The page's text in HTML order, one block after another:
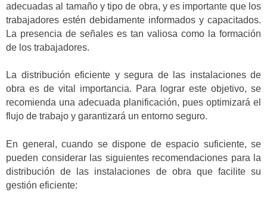
adecuadas al tamaño y tipo de obra, y es importante que los
trabajadores estén debidamente informados y capacitados.
La presencia de señales es tan valiosa como la formación
de los trabajadores.
La distribución eficiente y segura de las instalaciones de
obra es de vital importancia. Para lograr este objetivo, se
recomienda una adecuada planificación, pues optimizará el
flujo de trabajo y garantizará un entorno seguro.
En general, cuando se dispone de espacio suficiente, se
pueden considerar las siguientes recomendaciones para la
distribución de las instalaciones de obra que facilite su
gestión eficiente: